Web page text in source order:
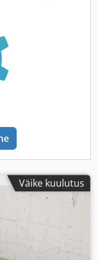
Väike kuulutus